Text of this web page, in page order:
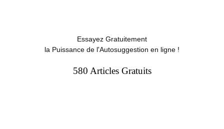
Essayez Gratuitement
la Puissance de l'Autosuggestion en ligne !
580 Articles Gratuits